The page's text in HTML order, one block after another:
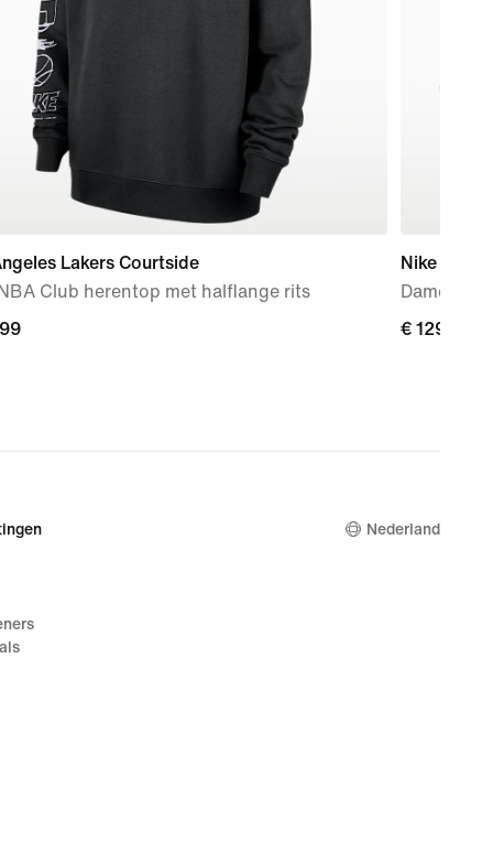
Lakers Courtside
Club herentop met halflange rits
Nike
€ 129,99
€ 129,99
Nederland